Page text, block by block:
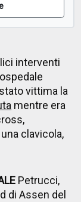
interventi
vittima la
mentre era
clavicola,
Petrucci,
di Assen del